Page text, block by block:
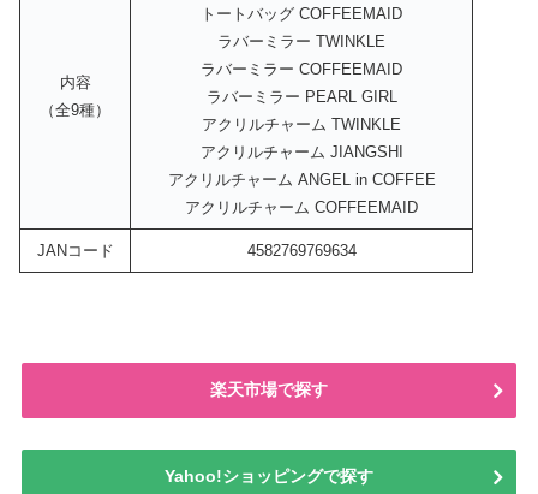
内容
（全9種）
トートバッグ COFFEEMAID
ラバーミラー TWINKLE
ラバーミラー COFFEEMAID
ラバーミラー PEARL GIRL
アクリルチャーム TWINKLE
アクリルチャーム JIANGSHI
アクリルチャーム ANGEL in COFFEE
アクリルチャーム COFFEEMAID
JANコード 4582769769634
楽天市場で探す
Yahoo!ショッピングで探す